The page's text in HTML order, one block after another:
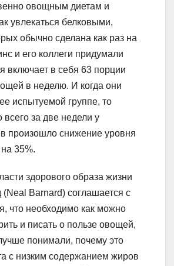
овощным диетам и
увлекаться белковыми,
обычно сделана как раз на
и его коллеги придумали
включает в себя 63 порции
в неделю. И когда они
испытуемой группе, то
всего за две недели у
произошло снижение уровня
35%.
здорового образа жизни
Barnard) соглашается с
что необходимо как можно
и писать о пользе овощей,
понимали, почему это
с низким содержанием жиров